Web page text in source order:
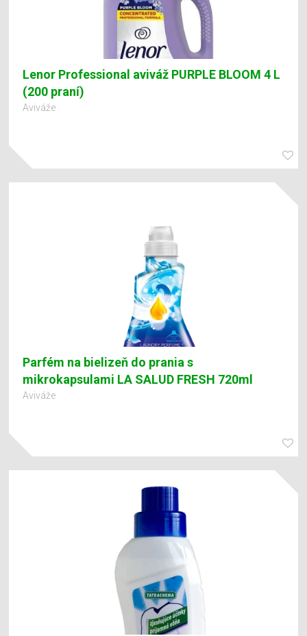
Lenor Professional aviváž PURPLE BLOOM 4 L
(200 praní)
Aviváže
Parfém na bielizeň do prania s
mikrokapsulami LA SALUD FRESH 720ml
Aviváže